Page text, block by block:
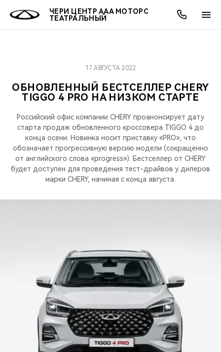
ЧЕРИ ЦЕНТР ААА МОТОРС
ТЕАТРАЛЬНЫЙ
МОДЕЛИ
ВСЕ МОДЕЛИ
КРОССОВЕРЫ
СЕДАНЫ
ПОКУПАТЕЛЯМ
ВЫБОР И ПОКУПКА
КРЕДИТ И СТРАХОВАНИЕ
ВЛАДЕЛЬЦАМ
СЕРВИС
ЗАПЧАСТИ И АКСЕССУАРЫ
ПОДДЕРЖКА
CHERY CONNECT
МИР CHERY
АКСЕССУАРЫ
О БРЕНДЕ
CHERY В СОЦСЕТЯХ
ЛЮДИ CHERY
НАШИ МЕРОПРИЯТИЯ
ВИДЕООБЗОРЫ
CHERY ДЛЯ ДЕТЕЙ
АКЦИИ
ВЫГОДЫ И АКЦИИ
ОНЛАЙН СЕРВИСЫ
ВЫБОР И ПОКУПКА
КРЕДИТ
О КОМПАНИИ
О НАС
МЫ В СОЦСЕТЯХ
ОБНОВЛЕННЫЙ БЕСТСЕЛЛЕР CHERY
TIGGO 4 PRO НА НИЗКОМ СТАРТЕ
17 АВГУСТА 2022
Российский офис компании CHERY проанонсирует дату
старта продаж обновленного кроссовера TIGGO 4 до
конца осени. Новинка носит приставку «PRO», что
обозначает прогрессивную версию модели (сокращенно
от английского слова «progress»). Бестселлер от CHERY
будет доступен для проведения тест-драйвов у дилеров
марки CHERY, начиная с конца августа.